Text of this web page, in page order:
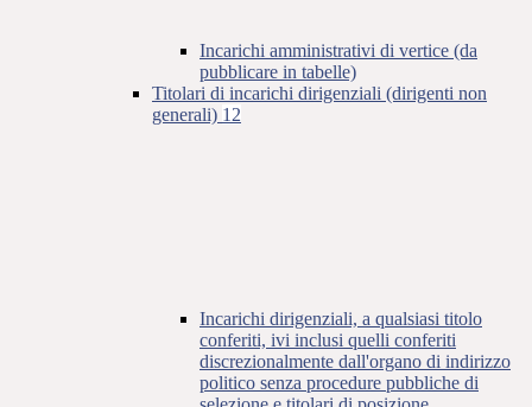
Incarichi amministrativi di vertice (da
pubblicare in tabelle)
Titolari di incarichi dirigenziali (dirigenti non
generali) 12
Incarichi dirigenziali, a qualsiasi titolo
conferiti, ivi inclusi quelli conferiti
discrezionalmente dall'organo di indirizzo
politico senza procedure pubbliche di